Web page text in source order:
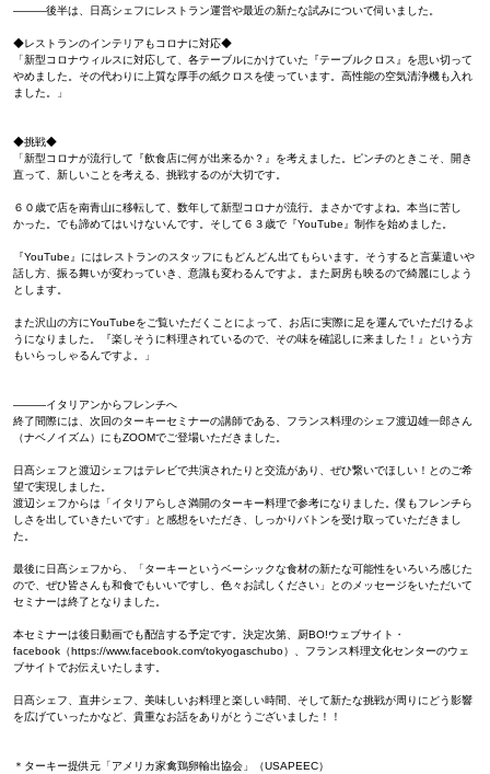
———後半は、日髙シェフにレストラン運営や最近の新たな試みについて伺いました。
◆レストランのインテリアもコロナに対応◆
「新型コロナウィルスに対応して、各テーブルにかけていた『テーブルクロス』を思い切って
やめました。その代わりに上質な厚手の紙クロスを使っています。高性能の空気清浄機も入れ
ました。」
◆挑戦◆
「新型コロナが流行して『飲食店に何が出来るか？』を考えました。ピンチのときこそ、開き
直って、新しいことを考える、挑戦するのが大切です。
６０歳で店を南青山に移転して、数年して新型コロナが流行。まさかですよね。本当に苦し
かった。でも諦めてはいけないんです。そして６３歳で『YouTube』制作を始めました。
『YouTube』にはレストランのスタッフにもどんどん出てもらいます。そうすると言葉遣いや
話し方、振る舞いが変わっていき、意識も変わるんですよ。また厨房も映るので綺麗にしよう
とします。
また沢山の方にYouTubeをご覧いただくことによって、お店に実際に足を運んでいただけるよ
うになりました。『楽しそうに料理されているので、その味を確認しに来ました！』という方
もいらっしゃるんですよ。」
———イタリアンからフレンチへ
終了間際には、次回のターキーセミナーの講師である、フランス料理のシェフ渡辺雄一郎さん
（ナベノイズム）にもZOOMでご登場いただきました。
日髙シェフと渡辺シェフはテレビで共演されたりと交流があり、ぜひ繋いでほしい！とのご希
望で実現しました。
渡辺シェフからは「イタリアらしさ満開のターキー料理で参考になりました。僕もフレンチら
しさを出していきたいです」と感想をいただき、しっかりバトンを受け取っていただきまし
た。
最後に日髙シェフから、「ターキーというベーシックな食材の新たな可能性をいろいろ感じた
ので、ぜひ皆さんも和食でもいいですし、色々お試しください」とのメッセージをいただいて
セミナーは終了となりました。
本セミナーは後日動画でも配信する予定です。決定次第、厨BO!ウェブサイト・
facebook（https://www.facebook.com/tokyogaschubo）、フランス料理文化センターのウェ
ブサイトでお伝えいたします。
日髙シェフ、直井シェフ、美味しいお料理と楽しい時間、そして新たな挑戦が周りにどう影響
を広げていったかなど、貴重なお話をありがとうございました！！
＊ターキー提供元「アメリカ家禽鶏卵輸出協会」（USAPEEC）